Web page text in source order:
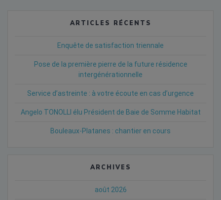
ARTICLES RÉCENTS
Enquête de satisfaction triennale
Pose de la première pierre de la future résidence
intergénérationnelle
Service d’astreinte : à votre écoute en cas d’urgence
Angelo TONOLLI élu Président de Baie de Somme Habitat
Bouleaux-Platanes : chantier en cours
ARCHIVES
août 2026